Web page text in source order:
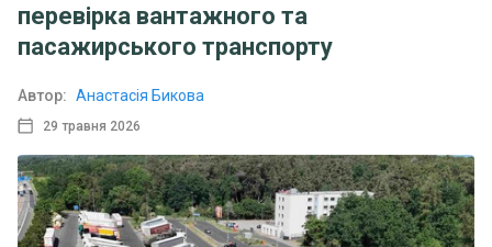
перевірка вантажного та
пасажирського транспорту
29 травня 2026
Автор: Анастасія Бикова